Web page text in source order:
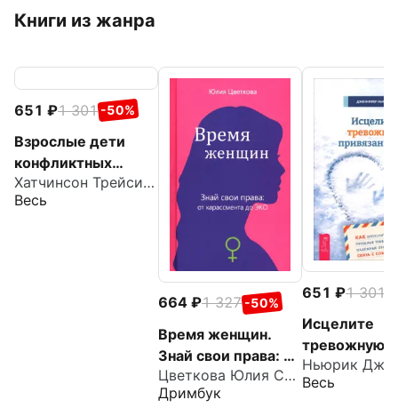
Книги из жанра
651 1 301 -50%
Взрослые дети
конфликтных
родителей. Как
освободиться от
Хатчинсон Трейси С.
Весь
664 1 327 -50%
Время женщин.
Знай свои права: от
харассмента до
ЭКО
Цветкова Юлия Сергеевна
Дримбук
651 1 301
Исцелите
тревожную
отпустить
Ньюрик
Весь